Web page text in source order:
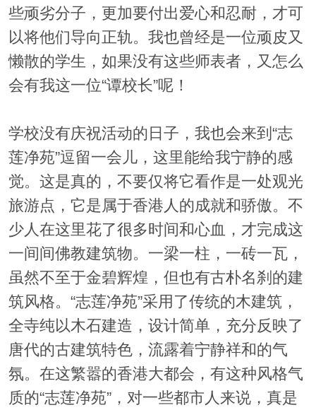
些顽劣分子，更加要付出爱心和忍耐，才可
以将他们导向正轨。我也曾经是一位顽皮又
懒散的学生，如果没有这些师表者，又怎么
会有我这一位“谭校长”呢！
学校没有庆祝活动的日子，我也会来到“志
莲净苑”逗留一会儿，这里能给我宁静的感
觉。这是真的，不要仅将它看作是一处观光
旅游点，它是属于香港人的成就和骄傲。不
少人在这里花了很多时间和心血，才完成这
一间间佛教建筑物。一梁一柱，一砖一瓦，
虽然不至于金碧辉煌，但也有古朴名刹的建
筑风格。“志莲净苑”采用了传统的木建筑，
全寺纯以木石建造，设计简单，充分反映了
唐代的古建筑特色，流露着宁静祥和的气
氛。在这繁嚣的香港大都会，有这种风格气
质的“志莲净苑”，对一些都市人来说，真是